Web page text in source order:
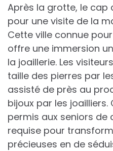
Après la grotte, le cap
pour une visite de la
Cette ville connue
offre une immersion
la joaillerie. Les
taille des pierres par
assisté de près au
bijoux par les
permis aux seniors de
requise pour
précieuses en de